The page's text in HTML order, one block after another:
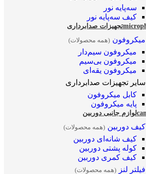
سه‌پایه نور
کیف سه‌پایه نور
تجهیزات صدابرداری
میکروفون (همه محصولات)
میکروفون سیم‌دار
میکروفون بی‌سیم
میکروفون یقه‌ای
سایر تجهیزات صدابرداری
کابل میکروفون
پایه میکروفون
لوازم جانبی دوربین
کیف دوربین (همه محصولات)
کیف شانه‌ای دوربین
کوله پشتی دوربین
کیف کمری دوربین
فیلتر لنز
(همه محصولات)